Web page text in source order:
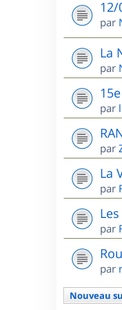
12/
par
La
par
par
par
La
par
par
par
Nouveau